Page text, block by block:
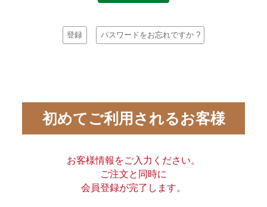
登録 パスワードをお忘れですか ?
初めてご利用されるお客様
お客様情報をご入力ください。
ご注文と同時に
会員登録が完了します。